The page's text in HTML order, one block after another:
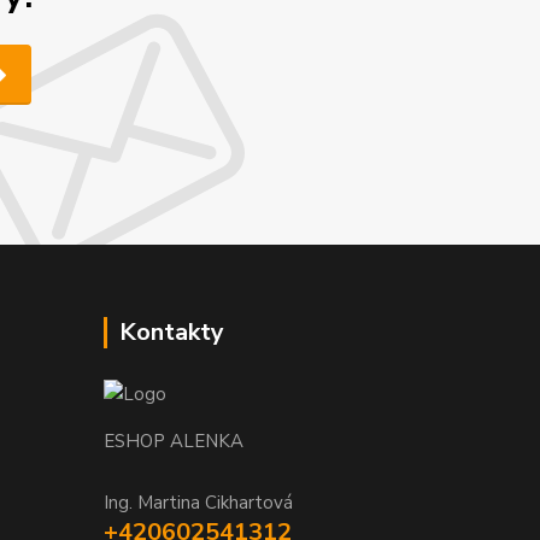
Kontakty
ESHOP ALENKA
Ing. Martina Cikhartová
+420602541312